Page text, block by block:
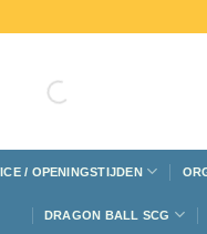
/ OPENINGSTIJDEN
DRAGON BALL SCG